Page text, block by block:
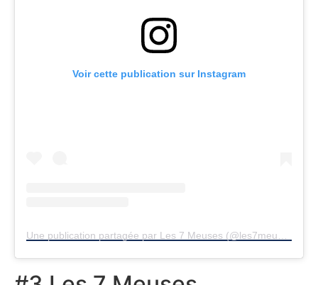
Voir cette publication sur Instagram